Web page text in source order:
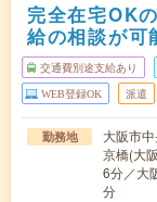
完全在宅OK
給の相談が可
交通費別途支給あり
WEB登録OK 派遣
勤務地
大阪市
京橋(大
6分／大
分